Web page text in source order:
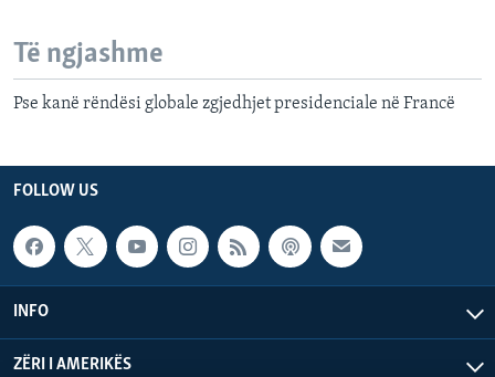
Të ngjashme
Pse kanë rëndësi globale zgjedhjet presidenciale në Francë
FOLLOW US
INFO
ZËRI I AMERIKËS